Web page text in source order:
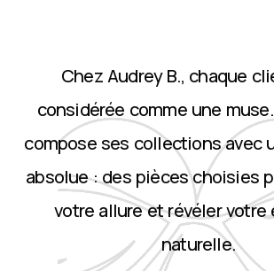
Chez Audrey B., chaque
considérée comme une
compose ses collections avec
absolue : des pièces choisies
votre allure et révéler votre
naturelle.